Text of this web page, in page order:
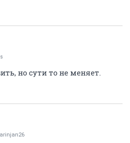
но сути то не меняет.